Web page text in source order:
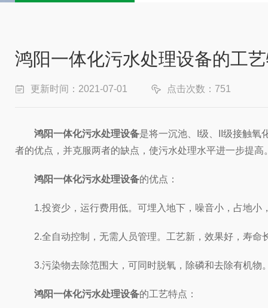
鸿阳一体化污水处理设备的工
更新时间：2021-07-01 点击次数：751
鸿阳一体化污水处理设备是将一沉池、I级、II级接触氧
者的优点，并克服两者的缺点，使污水处理水平进一步提高
鸿阳一体化污水处理设备的优点：
1.投资少，运行费用低。可埋入地下，噪音小，占地小
2.全自动控制，无需人员管理。工艺新，效果好，寿命
3.污染物去除范围大，可同时脱氧，除磷和去除有机物
鸿阳一体化污水处理设备的工艺特点：